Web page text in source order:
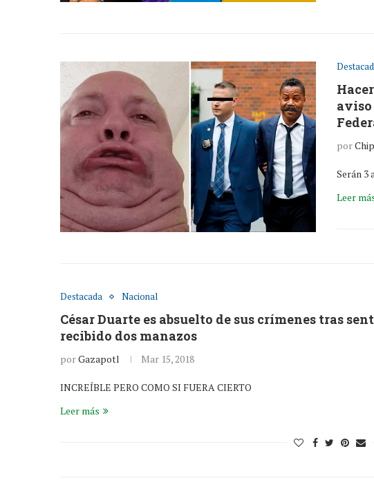
por
Serán 3
Leer
Destacada Nacional
César Duarte es absuelto de sus crímenes tras
recibido dos manazos
porGazapotl Mar 15, 2018
INCREÍBLE PERO COMO SI FUERA CIERTO
Leer más